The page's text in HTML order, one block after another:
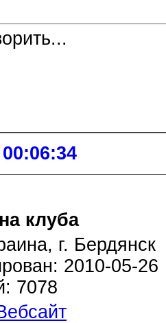
клуба
г. Бердянск
2010-05-26
7078